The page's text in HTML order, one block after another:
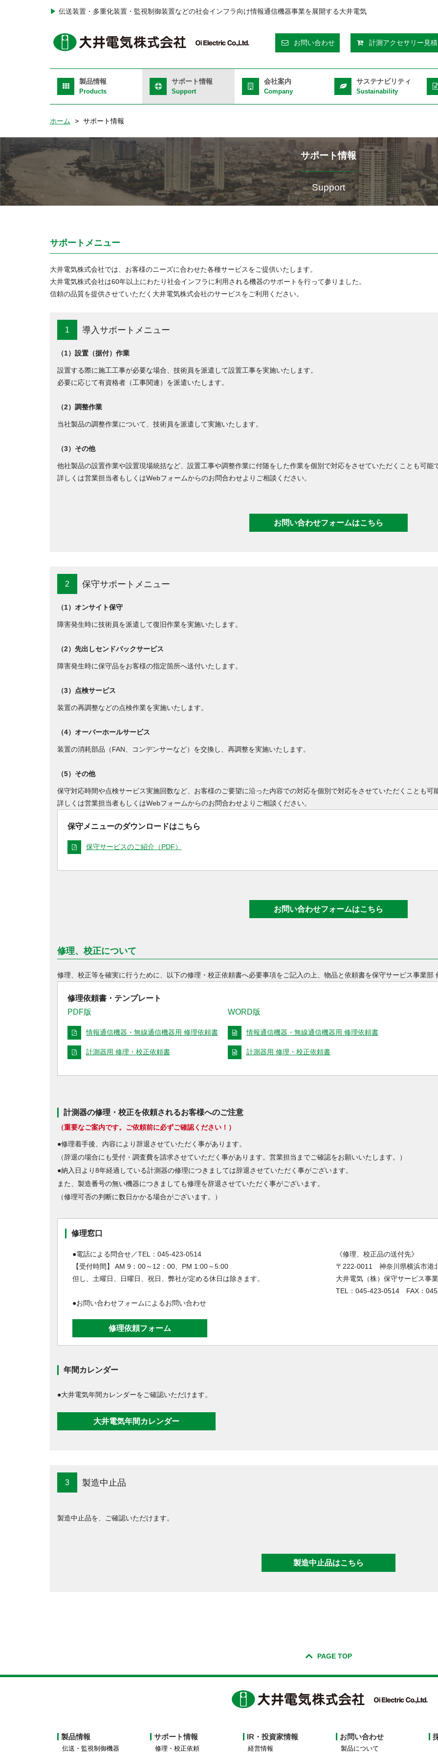
▶ 伝送装置・多重化装置・監視制御装置などの社会インフラ向け情報通信機器事業を展開する大井電気
Header
Right
お問い合わせ 計測アクセサリー見積
Main
navigation
製品情報
Products
サポート情報
Support
会社案内
Company
サステナビリティ
Sustainability
ホーム サポート情報
サポート情報
Support
サポートメニュー
大井電気株式会社では、お客様のニーズに合わせた各種サービスをご提供いたします。
大井電気株式会社は60年以上にわたり社会インフラに利用される機器のサポートを行って参りました。
信頼の品質を提供させていただく大井電気株式会社のサービスをご利用ください。
1 導入サポートメニュー
（1）設置（据付）作業
設置する際に施工工事が必要な場合、技術員を派遣して設置工事を実施いたします。
必要に応じて有資格者（工事関連）を派遣いたします。
（2）調整作業
当社製品の調整作業について、技術員を派遣して実施いたします。
（3）その他
他社製品の設置作業や設置現場統括など、設置工事や調整作業に付随をした作業を個別で対応をさせていただくことも可能
詳しくは営業担当者もしくはWebフォームからのお問合わせよりご相談ください。
お問い合わせフォームはこちら
2 保守サポートメニュー
（1）オンサイト保守
障害発生時に技術員を派遣して復旧作業を実施いたします。
（2）先出しセンドバックサービス
障害発生時に保守品をお客様の指定箇所へ送付いたします。
（3）点検サービス
装置の再調整などの点検作業を実施いたします。
（4）オーバーホールサービス
装置の消耗部品（FAN、コンデンサーなど）を交換し、再調整を実施いたします。
（5）その他
保守対応時間や点検サービス実施回数など、お客様のご要望に沿った内容での対応を個別で対応をさせていただくことも可
詳しくは営業担当者もしくはWebフォームからのお問合わせよりご相談ください。
保守メニューのダウンロードはこちら
保守サービスのご紹介（PDF）
お問い合わせフォームはこちら
修理、校正について
修理、校正等を確実に行うために、以下の修理・校正依頼書へ必要事項をご記入の上、物品と依頼書を保守サービス事業
修理依頼書・テンプレート
PDF版
情報通信機器・無線通信機器用 修理依頼書
計測器用 修理・校正依頼書
WORD版
情報通信機器・無線通信機器用 修理依頼書
計測器用 修理・校正依頼書
計測器の修理・校正を依頼されるお客様へのご注意
（重要なご案内です。ご依頼前に必ずご確認ください！）
●修理着手後、内容により辞退させていただく事があります。
（辞退の場合にも受付・調査費を請求させていただく事があります。営業担当までご確認をお願いいたします。）
●納入日より8年経過している計測器の修理につきましては辞退させていただく事がございます。
また、製造番号の無い機器につきましても修理を辞退させていただく事がございます。
（修理可否の判断に数日かかる場合がございます。）
修理窓口
●電話による問合せ／TEL：045-423-0514
【受付時間】 AM 9：00～12：00、PM 1:00～5:00
但し、土曜日、日曜日、祝日、弊社が定める休日は除きます。
《修理、校正品の送付先》
〒222-0011 神奈川県横浜市港
大井電気（株）保守サービス事
TEL：045-423-0514 FAX：
●お問い合わせフォームによるお問い合わせ
修理依頼フォーム
年間カレンダー
●大井電気年間カレンダーをご確認いただけます。
大井電気年間カレンダー
3 製造中止品
製造中止品を、ご確認いただけます。
製造中止品はこちら
PAGE TOP
Footer
top
製品情報
伝送・監視制御機器
サポート情報
修理・校正依頼
IR・投資家情報
経営情報
お問い合わせ
製品について